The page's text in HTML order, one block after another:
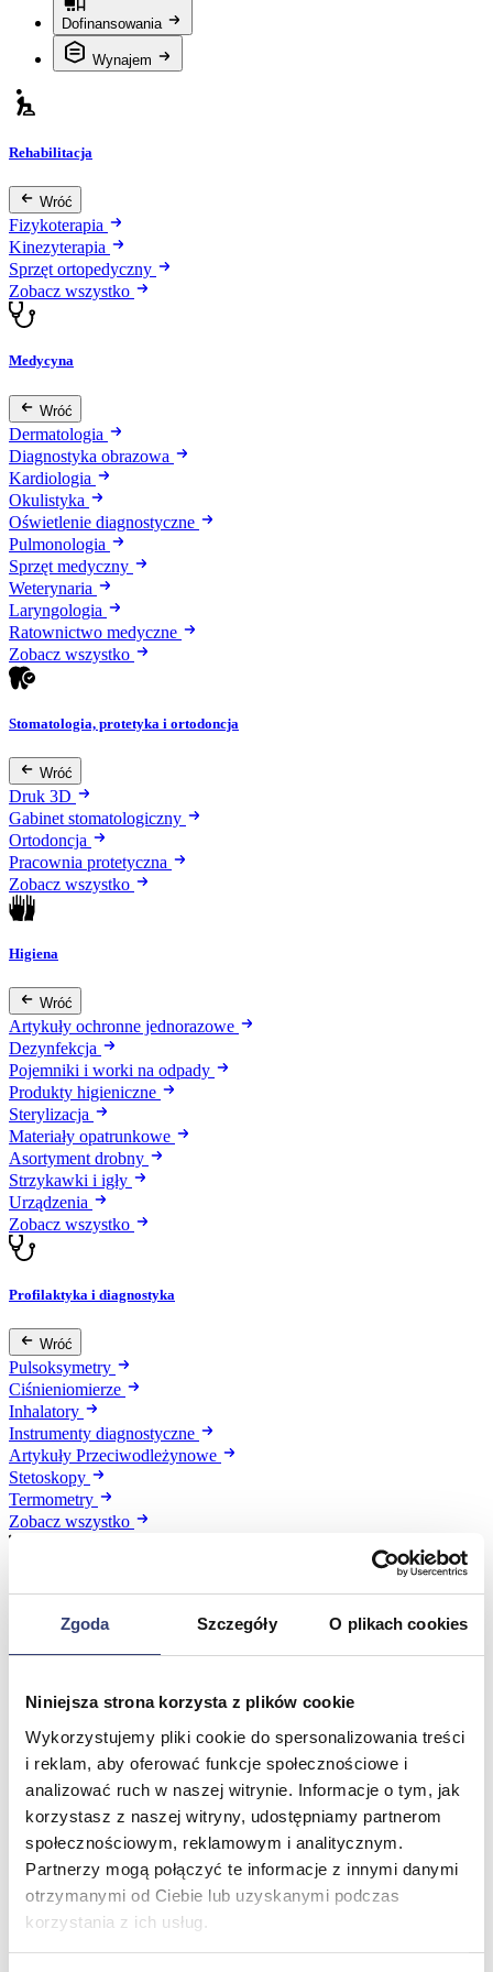
Zgoda Szczegóły O plikach cookies
Niniejsza strona korzysta z plików cookie
Wykorzystujemy pliki cookie do spersonalizowania treści
i reklam, aby oferować funkcje społecznościowe i
analizować ruch w naszej witrynie. Informacje o tym, jak
korzystasz z naszej witryny, udostępniamy partnerom
społecznościowym, reklamowym i analitycznym.
Partnerzy mogą połączyć te informacje z innymi danymi
otrzymanymi od Ciebie lub uzyskanymi podczas
korzystania z ich usług.
Dofinansowania
Wynajem
Rehabilitacja
Wróć
Fizykoterapia
Kinezyterapia
Sprzęt ortopedyczny
Zobacz wszystko
Medycyna
Wróć
Dermatologia
Diagnostyka obrazowa
Kardiologia
Okulistyka
Oświetlenie diagnostyczne
Pulmonologia
Sprzęt medyczny
Weterynaria
Laryngologia
Ratownictwo medyczne
Zobacz wszystko
Stomatologia, protetyka i ortodoncja
Wróć
Druk 3D
Gabinet stomatologiczny
Ortodoncja
Pracownia protetyczna
Zobacz wszystko
Higiena
Wróć
Artykuły ochronne jednorazowe
Dezynfekcja
Pojemniki i worki na odpady
Produkty higieniczne
Sterylizacja
Materiały opatrunkowe
Asortyment drobny
Strzykawki i igły
Urządzenia
Zobacz wszystko
Profilaktyka i diagnostyka
Wróć
Pulsoksymetry
Ciśnieniomierze
Inhalatory
Instrumenty diagnostyczne
Artykuły Przeciwodleżynowe
Stetoskopy
Termometry
Zobacz wszystko
Meble medyczne
Taborety i krzesła
Stoły
Parawany
Fotele
Zobacz wszystko
Spa & Wellness
Fotele do masażu
Urządzenia